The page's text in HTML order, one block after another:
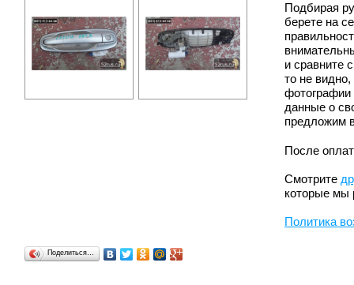
Подбирая
берете на
и сравните
то не
фотографии
данные о
предложим
После
Смотрите
которые мы
Политика
Поделиться…